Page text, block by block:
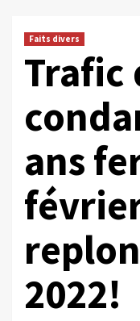
Faits divers
Trafic
ans
2022!